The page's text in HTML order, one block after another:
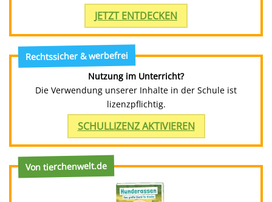
JETZT ENTDECKEN
Rechtssicher & werbefrei
Nutzung im Unterricht?
Die Verwendung unserer Inhalte in der Schule ist
lizenzpflichtig.
SCHULLIZENZ AKTIVIEREN
Von tierchenwelt.de